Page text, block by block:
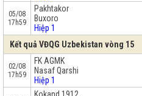
05/08
17h59
Pakhtakor
Buxoro
Hiệp 1
Kết quả VĐQG Uzbekistan vòng 15
02/08
17h59
FK AGMK
Nasaf Qarshi
Hiệp 1